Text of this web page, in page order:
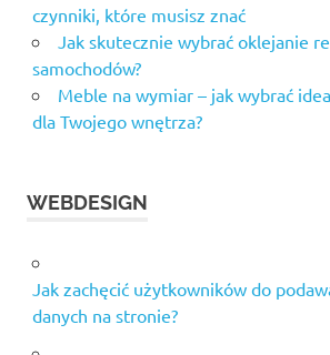
czynniki, które musisz znać
Jak skutecznie wybrać oklejanie
samochodów?
Meble na wymiar – jak wybrać
dla Twojego wnętrza?
WEBDESIGN
Jak zachęcić użytkowników do
danych na stronie?